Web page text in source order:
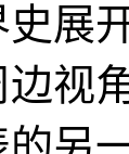
史展
视